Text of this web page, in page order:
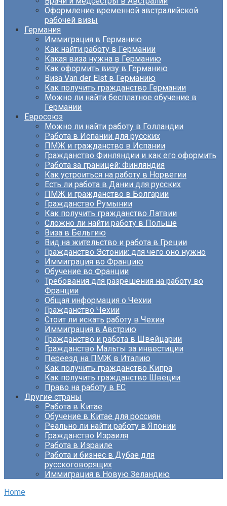
Оформление временной австралийской
рабочей визы
Германия
Иммиграция в Германию
Как найти работу в Германии
Какая виза нужна в Германию
Как оформить визу в Германию
Виза Van der Elst в Германию
Как получить гражданство Германии
Можно ли найти бесплатное обучение в
Германии
Евросоюз
Можно ли найти работу в Голландии
Работа в Испании для русских
ПМЖ и гражданство в Испании
Гражданство Финляндии и как его оформить
Работа за границей: Финляндия
Как устроиться на работу в Норвегии
Есть ли работа в Дании для русских
ПМЖ и гражданство в Болгарии
Гражданство Румынии
Как получить гражданство Латвии
Сложно ли найти работу в Польше
Виза в Бельгию
Вид на жительство и работа в Греции
Гражданство Эстонии: для чего оно нужно
Иммиграция во Францию
Обучение во Франции
Требования для разрешения на работу во
Франции
Общая информация о Чехии
Гражданство Чехии
Стоит ли искать работу в Чехии
Иммиграция в Австрию
Гражданство и работа в Швейцарии
Гражданство Мальты за инвестиции
Переезд на ПМЖ в Италию
Как получить гражданство Кипра
Как получить гражданство Швеции
Право на работу в ЕС
Другие страны
Работа в Китае
Обучение в Китае для россиян
Реально ли найти работу в Японии
Гражданство Израиля
Работа в Израиле
Работа и бизнес в Дубае для
русскоговорящих
Иммиграция в Новую Зеландию
Home